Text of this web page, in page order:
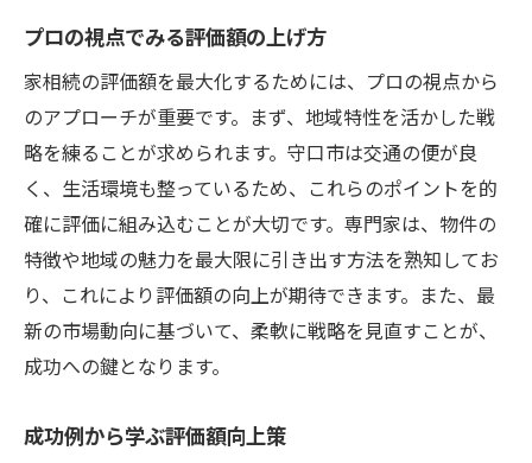
プロの視点でみる評価額の上げ方
家相続の評価額を最大化するためには、プロの視点から
のアプローチが重要です。まず、地域特性を活かした戦
略を練ることが求められます。守口市は交通の便が良
く、生活環境も整っているため、これらのポイントを的
確に評価に組み込むことが大切です。専門家は、物件の
特徴や地域の魅力を最大限に引き出す方法を熟知してお
り、これにより評価額の向上が期待できます。また、最
新の市場動向に基づいて、柔軟に戦略を見直すことが、
成功への鍵となります。
成功例から学ぶ評価額向上策